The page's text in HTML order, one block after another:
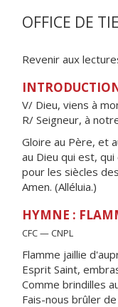
OFFICE DE
Revenir aux
V/ Dieu, viens à
R/ Seigneur, à
Gloire au Père, et
au Dieu qui est,
pour les siècles
Amen. (Alléluia.)
HYMNE :
CFC — CNPL
Flamme jaillie
Esprit Saint,
Comme brindilles
Fais-nous brûler